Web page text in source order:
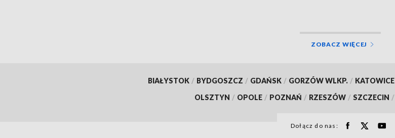
ZOBACZ WIĘCEJ
BIAŁYSTOK / BYDGOSZCZ / GDAŃSK / GORZÓW WLKP. / KATOWICE
OLSZTYN / OPOLE / POZNAŃ / RZESZÓW / SZCZECIN /
Dołącz do nas: